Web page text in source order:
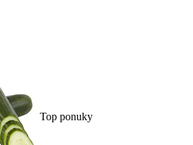
Top ponuky